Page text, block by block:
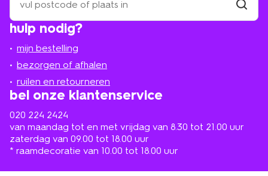
hulp nodig?
mijn bestelling
bezorgen of afhalen
ruilen en retourneren
bel onze klantenservice
020 224 2424
van maandag tot en met vrijdag van 8.30 tot 21.00 uur
zaterdag van 09.00 tot 18.00 uur
* raamdecoratie van 10.00 tot 18.00 uur
een
winkel
bij
in
de
buurt